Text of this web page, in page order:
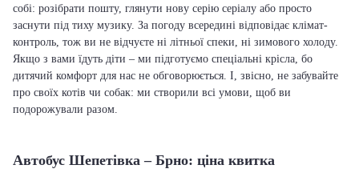
собі: розібрати пошту, глянути нову серію серіалу або просто
заснути під тиху музику. За погоду всередині відповідає клімат-
контроль, тож ви не відчуєте ні літньої спеки, ні зимового холоду.
Якщо з вами їдуть діти – ми підготуємо спеціальні крісла, бо
дитячий комфорт для нас не обговорюється. І, звісно, не забувайте
про своїх котів чи собак: ми створили всі умови, щоб ви
подорожували разом.
Автобус Шепетівка – Брно: ціна квитка